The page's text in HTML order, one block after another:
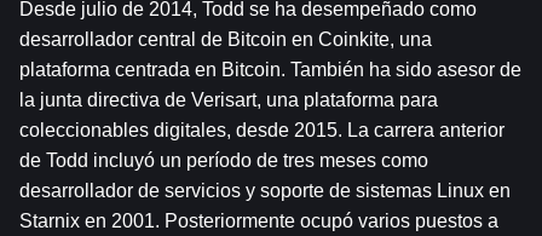
Desde julio de 2014, Todd se ha desempeñado como
desarrollador central de Bitcoin en Coinkite, una
plataforma centrada en Bitcoin. También ha sido asesor de
la junta directiva de Verisart, una plataforma para
coleccionables digitales, desde 2015. La carrera anterior
de Todd incluyó un período de tres meses como
desarrollador de servicios y soporte de sistemas Linux en
Starnix en 2001. Posteriormente ocupó varios puestos a